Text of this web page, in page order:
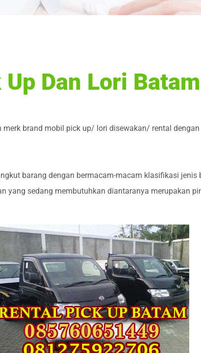
Dan Lori Batam
brand mobil pick up/ lori disewakan/ rental
barang dengan bermacam-macam klasifikasi
yang sedang membutuhkan diantaranya merupakan